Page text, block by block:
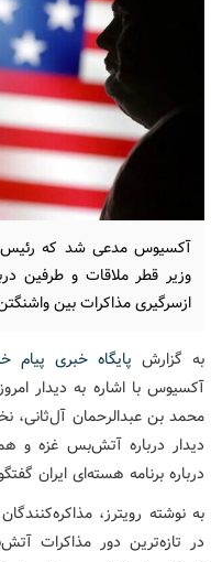
آکسیوس مدعی شد که رئیس
وزیر قطر ملاقات و طرفین
ازسرگیری مذاکرات بین
به گزارش پایگاه خبری پیام
آکسیوس با اشاره به دیدار
محمد بن عبدالرحمان
دیدار درباره آتش‌بس غزه و
درباره برنامه هسته‌ای ایران
به نوشته رویترز،
در تازه‌ترین دور مذاکرات